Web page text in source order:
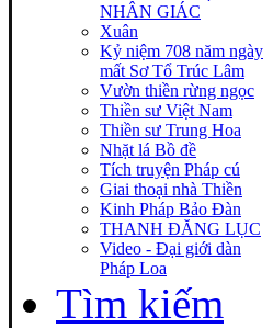
NHÂN GIÁC
Xuân
Kỷ niệm 708 năm ngày
mất Sơ Tổ Trúc Lâm
Vườn thiền rừng ngọc
Thiền sư Việt Nam
Thiền sư Trung Hoa
Nhặt lá Bồ đề
Tích truyện Pháp cú
Giai thoại nhà Thiền
Kinh Pháp Bảo Đàn
THANH ĐĂNG LỤC
Video - Đại giới dàn
Pháp Loa
Tìm kiếm